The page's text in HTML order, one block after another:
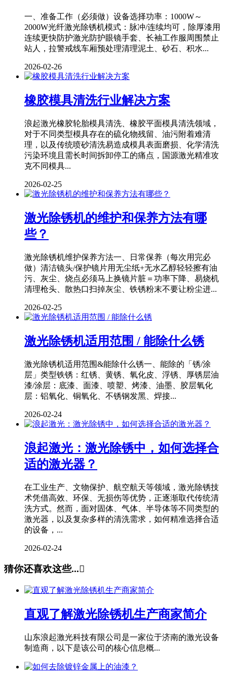
一、准备工作（必须做）设备选择功率：1000W～
2000W光纤激光除锈机模式：脉冲/连续均可，除厚漆用
连续更快防护激光防护眼镜手套、长袖工作服周围禁止
站人，拉警戒线车厢预处理清理泥土、砂石、积水...
2026-02-26
橡胶模具清洗行业解决方案
浪起激光橡胶轮胎模具清洗、橡胶平面模具清洗领域，
对于不同类型模具存在的硫化物残留、油污附着难清
理，以及传统喷砂清洗易造成模具表面磨损、化学清洗
污染环境且需长时间拆卸停工的痛点，国源激光精准攻
克不同模具...
2026-02-25
激光除锈机的维护和保养方法有哪
些？
激光除锈机维护保养方法一、日常保养（每次用完必
做）清洁镜头/保护镜片用无尘纸+无水乙醇轻轻擦有油
污、灰尘、烧点必须马上换镜片脏＝功率下降、易烧机
清理枪头、散热口扫掉灰尘、铁锈粉末不要让粉尘进...
2026-02-25
激光除锈机适用范围 / 能除什么锈
激光除锈机适用范围&能除什么锈一、能除的「锈/涂
层」类型铁锈：红锈、黄锈、氧化皮、浮锈、厚锈层油
漆/涂层：底漆、面漆、喷塑、烤漆、油墨、胶层氧化
层：铝氧化、铜氧化、不锈钢发黑、焊接...
2026-02-24
浪起激光：激光除锈中，如何选择合
适的激光器？
在工业生产、文物保护、航空航天等领域，激光除锈技
术凭借高效、环保、无损伤等优势，正逐渐取代传统清
洗方式。然而，面对固体、气体、半导体等不同类型的
激光器，以及复杂多样的清洗需求，如何精准选择合适
的设备，...
2026-02-24
猜你还喜欢这些...
直观了解激光除锈机生产商家简介
山东浪起激光科技有限公司是一家位于济南的激光设备
制造商，以下是该公司的核心信息概...